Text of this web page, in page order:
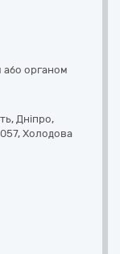
або органом
, Дніпро,
, Холодова